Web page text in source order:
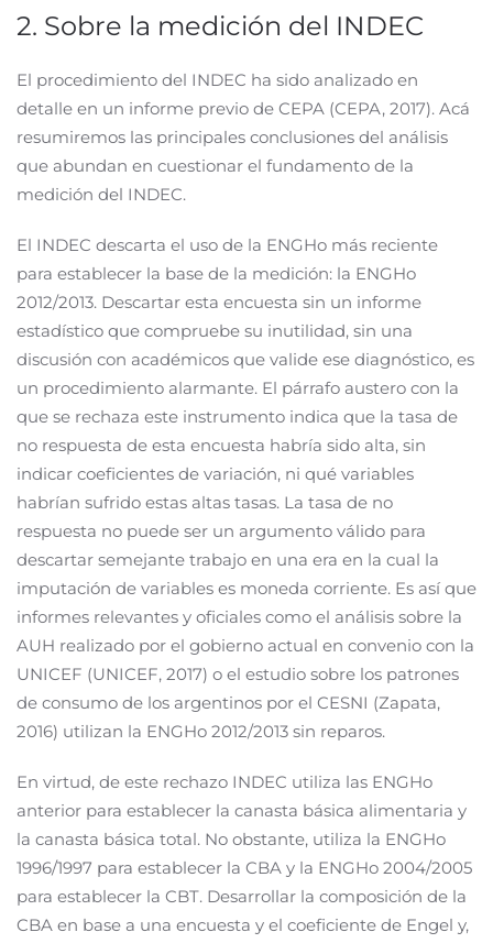
2. Sobre la medición del INDEC
El procedimiento del INDEC ha sido analizado en
detalle en un informe previo de CEPA (CEPA, 2017). Acá
resumiremos las principales conclusiones del análisis
que abundan en cuestionar el fundamento de la
medición del INDEC.
El INDEC descarta el uso de la ENGHo más reciente
para establecer la base de la medición: la ENGHo
2012/2013. Descartar esta encuesta sin un informe
estadístico que compruebe su inutilidad, sin una
discusión con académicos que valide ese diagnóstico, es
un procedimiento alarmante. El párrafo austero con la
que se rechaza este instrumento indica que la tasa de
no respuesta de esta encuesta habría sido alta, sin
indicar coeficientes de variación, ni qué variables
habrían sufrido estas altas tasas. La tasa de no
respuesta no puede ser un argumento válido para
descartar semejante trabajo en una era en la cual la
imputación de variables es moneda corriente. Es así que
informes relevantes y oficiales como el análisis sobre la
AUH realizado por el gobierno actual en convenio con la
UNICEF (UNICEF, 2017) o el estudio sobre los patrones
de consumo de los argentinos por el CESNI (Zapata,
2016) utilizan la ENGHo 2012/2013 sin reparos.
En virtud, de este rechazo INDEC utiliza las ENGHo
anterior para establecer la canasta básica alimentaria y
la canasta básica total. No obstante, utiliza la ENGHo
1996/1997 para establecer la CBA y la ENGHo 2004/2005
para establecer la CBT. Desarrollar la composición de la
CBA en base a una encuesta y el coeficiente de Engel y,